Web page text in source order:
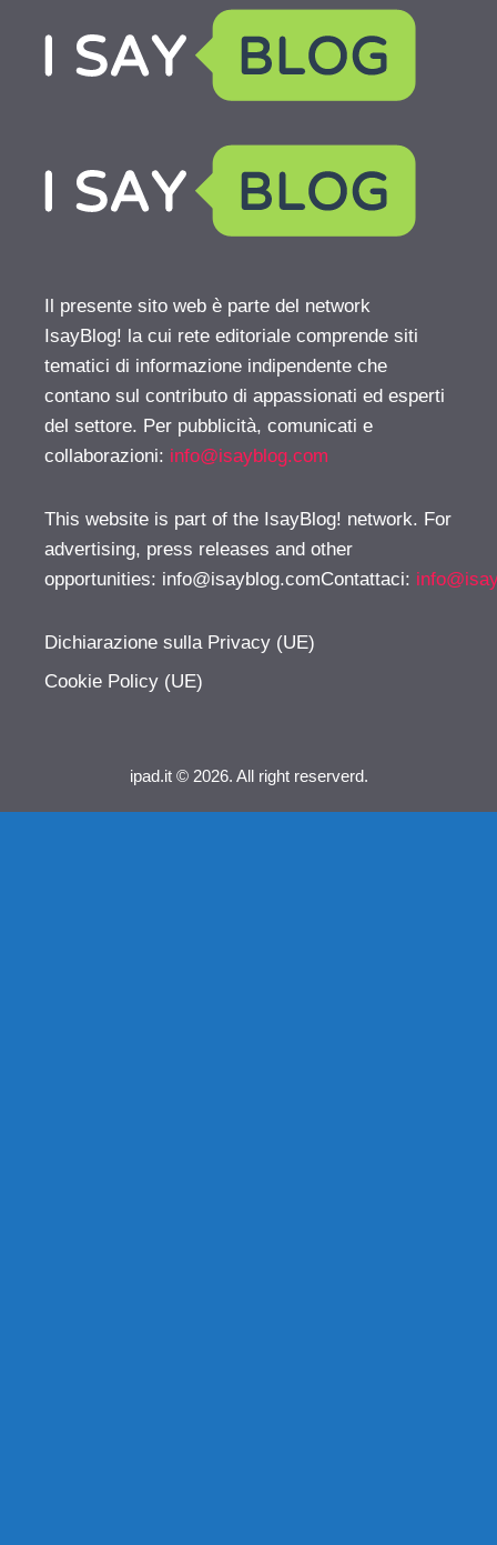
Il presente sito web è parte del network
IsayBlog! la cui rete editoriale comprende siti
tematici di informazione indipendente che
contano sul contributo di appassionati ed esperti
del settore. Per pubblicità, comunicati e
collaborazioni: info@isayblog.com
This website is part of the IsayBlog! network. For
advertising, press releases and other
opportunities: info@isayblog.comContattaci:
Dichiarazione sulla Privacy (UE)
Cookie Policy (UE)
ipad.it © 2026. All right reserverd.